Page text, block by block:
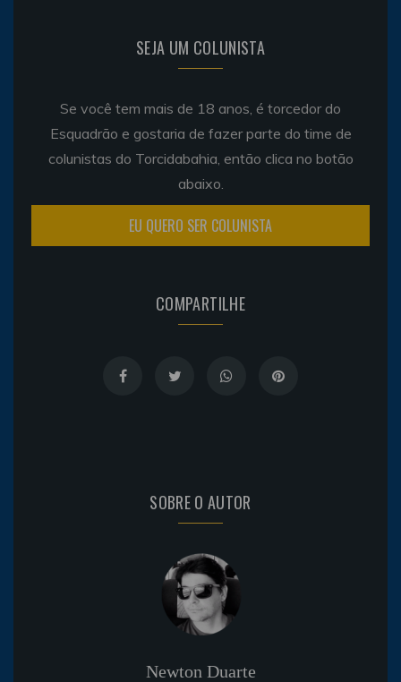
SEJA UM COLUNISTA
Se você tem mais de 18 anos, é torcedor do
Esquadrão e gostaria de fazer parte do time de
colunistas do Torcidabahia, então clica no botão
abaixo.
EU QUERO SER COLUNISTA
COMPARTILHE
SOBRE O AUTOR
Newton Duarte